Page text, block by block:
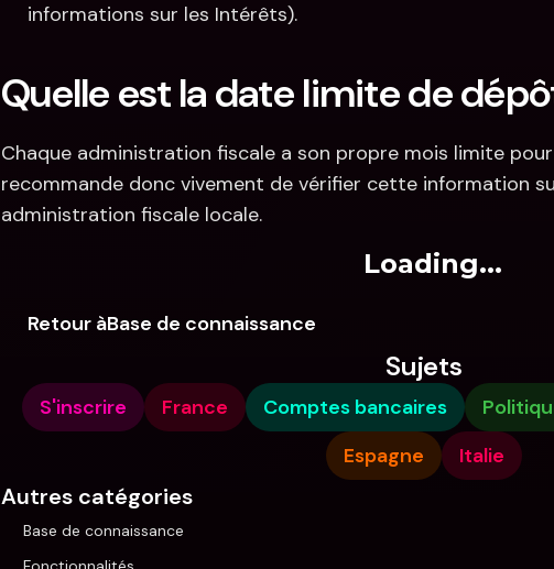
informations sur les Intérêts).
Quelle est la date limite de
Chaque administration fiscale a son propre mois limite
recommande donc vivement de vérifier cette information
administration fiscale locale.
Loading...
Retour àBase de connaissance
Sujets
S'inscrire France Comptes bancaires
Espagne
Italie
Autres catégories
Base de connaissance